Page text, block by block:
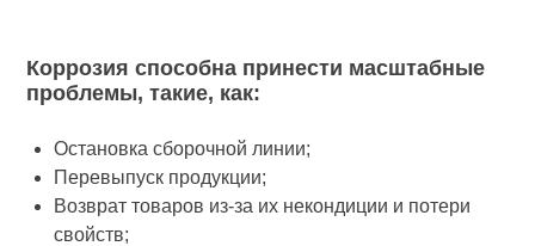
Коррозия способна принести масштабные
проблемы, такие, как:
Остановка сборочной линии;
Перевыпуск продукции;
Возврат товаров из-за их некондиции и потери
свойств;